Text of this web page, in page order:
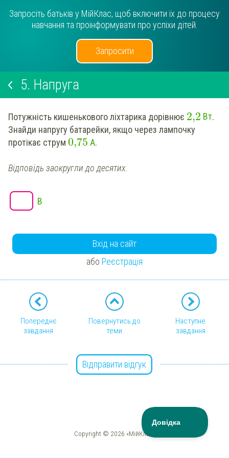
Запросіть батьків у МійКлас, щоб включити їх до процесу
навчання та проінформувати про успіхи дітей.
Запросити
5. Напруга
Потужність кишенькового ліхтарика дорівнює 2,2 Вт.
Знайди напругу батарейки, якщо через лампочку
протікає струм 0,75 А.
Відповідь заокругли до десятих.
В
Вхід на сайт
або Реєстрація
Попереднє
завдання
Повернутись до
теми
Наступне
завдання
Відправити відгук
Copyright © 2026 «МійКлас»